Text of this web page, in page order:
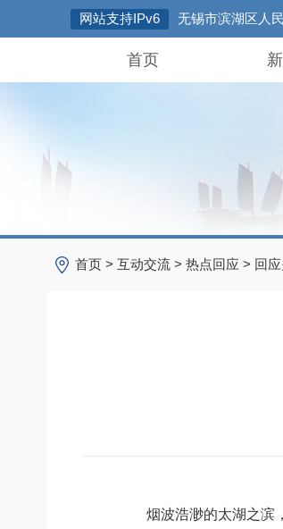
网站支持IPv6 无锡市滨湖区人
首页
首页 > 互动交流 > 热点回应 > 回
烟波浩渺的太湖之滨，